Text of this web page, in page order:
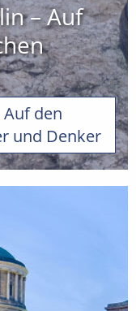
– Auf
den
und Denker